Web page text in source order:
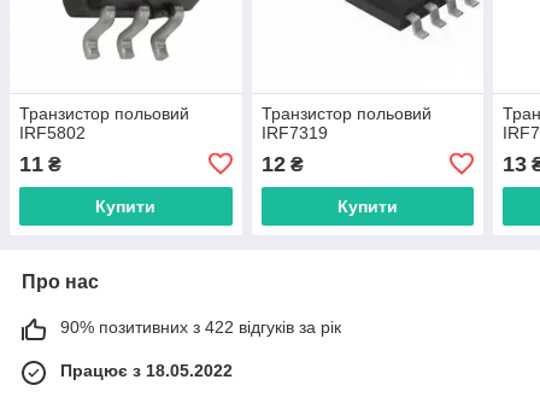
Транзистор польовий
IRF5802
11 ₴
Купити
Транзистор польовий
IRF7319
12₴
Купити
13
Про нас
90% позитивних з 422 відгуків за рік
Працює з 18.05.2022